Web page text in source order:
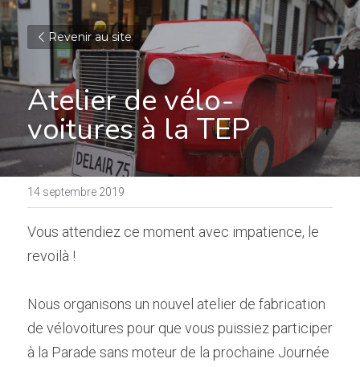
Revenir au site
Atelier de vélo-
voitures à la TEP
14 septembre 2019
Vous attendiez ce moment avec impatience, le
revoilà !
Nous organisons un nouvel atelier de fabrication
de vélovoitures pour que vous puissiez participer
à la Parade sans moteur de la prochaine Journée